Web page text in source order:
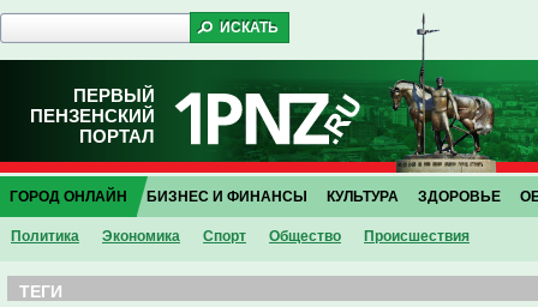
ПЕРВЫЙ
ПЕНЗЕНСКИЙ
ПОРТАЛ
ГОРОД ОНЛАЙН
Политика Экономика Спорт Общество Проиcшествия
БИЗНЕС И ФИНАНСЫ КУЛЬТУРА ЗДОРОВЬЕ
ТЕГИ